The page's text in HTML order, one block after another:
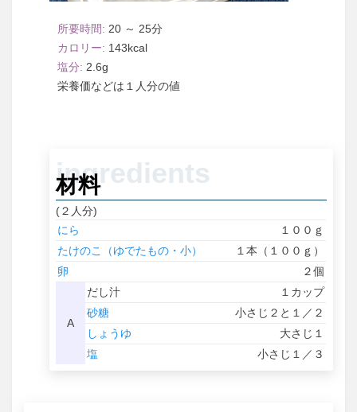
20 ～ 25
143
2.6
１人分
材料
(２人分)
にら
１００ｇ
たけのこ（ゆでたもの・小）
１本（１００ｇ）
卵
２個
A
だし汁
１カップ
砂糖
小さじ２と１／２
しょうゆ
大さじ１
塩
小さじ１／３